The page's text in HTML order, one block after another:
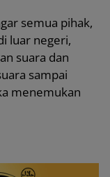
semua pihak,
luar negeri,
suara dan
sampai
menemukan